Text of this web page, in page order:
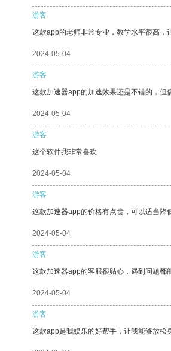
游客
这款app的老师非常专业，教学水平很高，
2024-05-04
游客
这款加速器app的加速效果还是不错的，但
2024-05-04
游客
这个软件我非常喜欢
2024-05-04
游客
这款加速器app的价格有点贵，可以适当降
2024-05-04
游客
这款加速器app的客服很贴心，遇到问题都
2024-05-04
游客
这款app是我娱乐的好帮手，让我能够放松